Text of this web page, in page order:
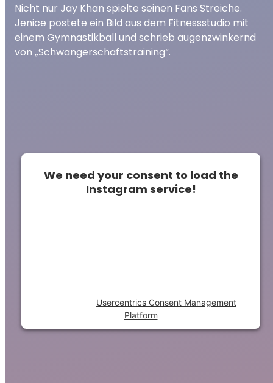
Nicht nur Jay Khan spielte seinen Fans Streiche.
Jenice postete ein Bild aus dem Fitnessstudio mit
einem Gymnastikball und schrieb augenzwinkernd
von „Schwangerschaftstraining“.
We need your consent to load the
Instagram service!
Usercentrics Consent Management
Platform